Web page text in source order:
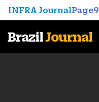
INFRA JournalPage9
BrazilJournal